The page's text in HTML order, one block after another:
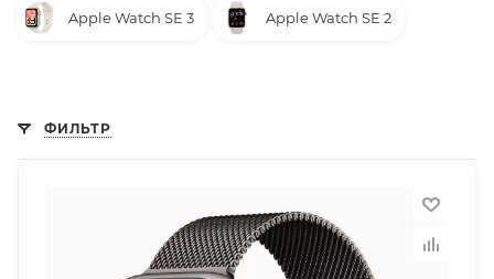
Apple Watch SE 3 Apple Watch SE 2
ФИЛЬТР